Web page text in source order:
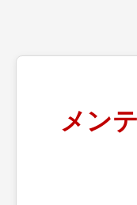
メン